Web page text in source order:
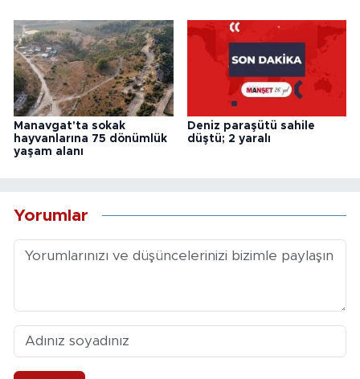
Manavgat'ta sokak
hayvanlarına 75 dönümlük
yaşam alanı
Deniz paraşütü sahile
düştü; 2 yaralı
Yorumlar